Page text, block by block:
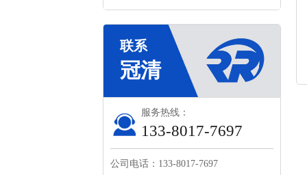
服务热线：
133-8017-7697
公司电话：133-8017-7697